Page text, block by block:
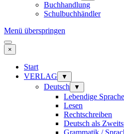
Buchhandlung
Schulbuchhändler
Menü überspringen
×
Start
VERLAG
▼
Deutsch ▼
Lebendige Sprache
Lesen
Rechtschreiben
Deutsch als